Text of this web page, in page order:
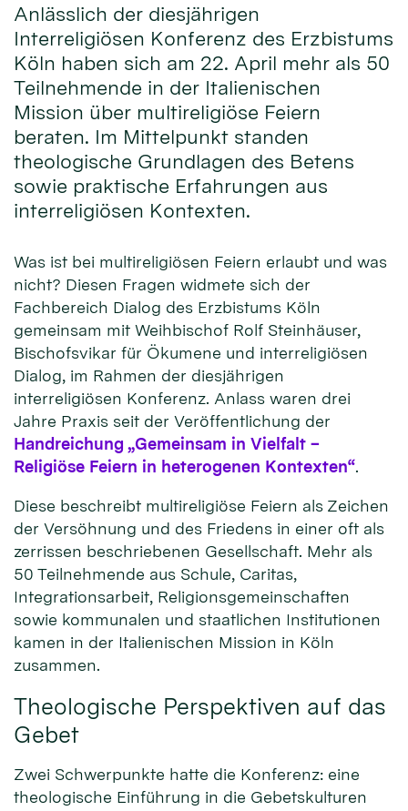
Anlässlich der diesjährigen
Interreligiösen Konferenz des Erzbistums
Köln haben sich am 22. April mehr als 50
Teilnehmende in der Italienischen
Mission über multireligiöse Feiern
beraten. Im Mittelpunkt standen
theologische Grundlagen des Betens
sowie praktische Erfahrungen aus
interreligiösen Kontexten.
Was ist bei multireligiösen Feiern erlaubt und was
nicht? Diesen Fragen widmete sich der
Fachbereich Dialog des Erzbistums Köln
gemeinsam mit Weihbischof Rolf Steinhäuser,
Bischofsvikar für Ökumene und interreligiösen
Dialog, im Rahmen der diesjährigen
interreligiösen Konferenz. Anlass waren drei
Jahre Praxis seit der Veröffentlichung der
Handreichung „Gemeinsam in Vielfalt –
Religiöse Feiern in heterogenen Kontexten“.
Diese beschreibt multireligiöse Feiern als Zeichen
der Versöhnung und des Friedens in einer oft als
zerrissen beschriebenen Gesellschaft. Mehr als
50 Teilnehmende aus Schule, Caritas,
Integrationsarbeit, Religionsgemeinschaften
sowie kommunalen und staatlichen Institutionen
kamen in der Italienischen Mission in Köln
zusammen.
Theologische Perspektiven auf das
Gebet
Zwei Schwerpunkte hatte die Konferenz: eine
theologische Einführung in die Gebetskulturen